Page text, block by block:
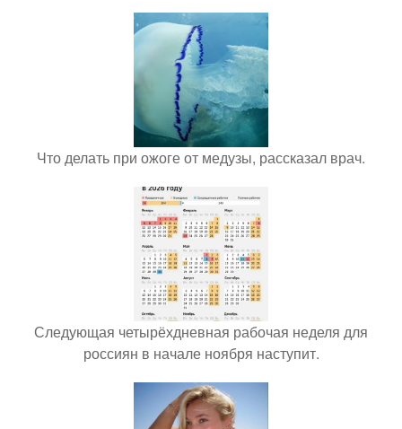
Что делать при ожоге от медузы, рассказал врач.
Следующая четырёхдневная рабочая неделя для
россиян в начале ноября наступит.